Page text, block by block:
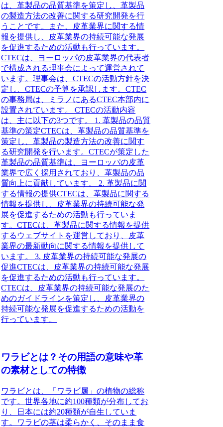
は、革製品の品質基準を策定し、革製品
の製造方法の改善に関する研究開発を行
うことです。また、皮革業界に関する情
報を提供し、皮革業界の持続可能な発展
を促進するための活動も行っています。
CTECは、ヨーロッパの皮革業界の代表者
で構成される理事会によって運営されて
います。理事会は、CTECの活動方針を決
定し、CTECの予算を承認します。CTEC
の事務局は、ミラノにあるCTEC本部内に
設置されています。 CTECの活動内容
は、主に以下の3つです。 1. 革製品の品質
基準の策定CTECは、革製品の品質基準を
策定し、革製品の製造方法の改善に関す
る研究開発を行います。CTECが策定した
革製品の品質基準は、ヨーロッパの皮革
業界で広く採用されており、革製品の品
質向上に貢献しています。 2. 革製品に関
する情報の提供CTECは、革製品に関する
情報を提供し、皮革業界の持続可能な発
展を促進するための活動も行っていま
す。CTECは、革製品に関する情報を提供
するウェブサイトを運営しており、皮革
業界の最新動向に関する情報を提供して
います。 3. 皮革業界の持続可能な発展の
促進CTECは、皮革業界の持続可能な発展
を促進するための活動も行っています。
CTECは、皮革業界の持続可能な発展のた
めのガイドラインを策定し、皮革業界の
持続可能な発展を促進するための活動を
行っています。
ワラビとは？その用語の意味や革
の素材としての特徴
ワラビとは、「ワラビ属」の植物の総称
です。世界各地に約100種類が分布してお
り、日本には約20種類が自生していま
す。ワラビの茎は柔らかく、そのまま食